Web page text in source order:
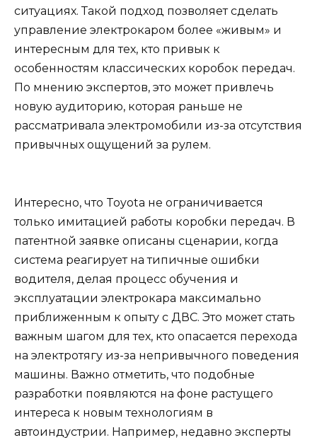
ситуациях. Такой подход позволяет сделать
управление электрокаром более «живым» и
интересным для тех, кто привык к
особенностям классических коробок передач.
По мнению экспертов, это может привлечь
новую аудиторию, которая раньше не
рассматривала электромобили из-за отсутствия
привычных ощущений за рулем.
Интересно, что Toyota не ограничивается
только имитацией работы коробки передач. В
патентной заявке описаны сценарии, когда
система реагирует на типичные ошибки
водителя, делая процесс обучения и
эксплуатации электрокара максимально
приближенным к опыту с ДВС. Это может стать
важным шагом для тех, кто опасается перехода
на электротягу из-за непривычного поведения
машины. Важно отметить, что подобные
разработки появляются на фоне растущего
интереса к новым технологиям в
автоиндустрии. Например, недавно эксперты